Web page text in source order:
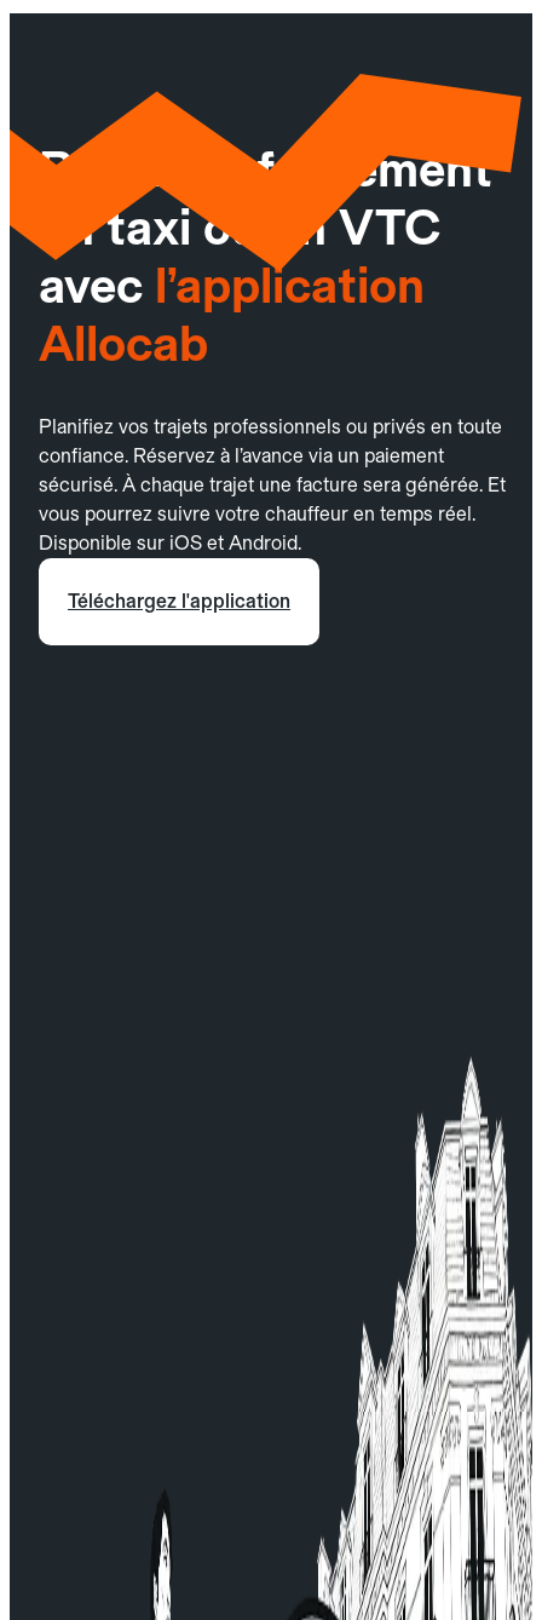
Réservez facilement
un taxi ou un VTC
avec l’application
Allocab
Planifiez vos trajets professionnels ou privés en toute
confiance. Réservez à l’avance via un paiement
sécurisé. À chaque trajet une facture sera générée. Et
vous pourrez suivre votre chauffeur en temps réel.
Disponible sur iOS et Android.
Téléchargez l'application